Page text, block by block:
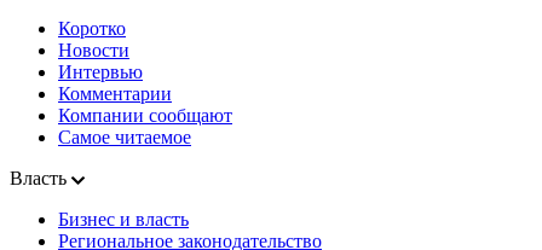
Коротко
Новости
Интервью
Комментарии
Компании сообщают
Самое читаемое
Власть
Бизнес и власть
Региональное законодательство